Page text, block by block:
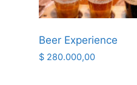
Beer Experience
$280.000,00